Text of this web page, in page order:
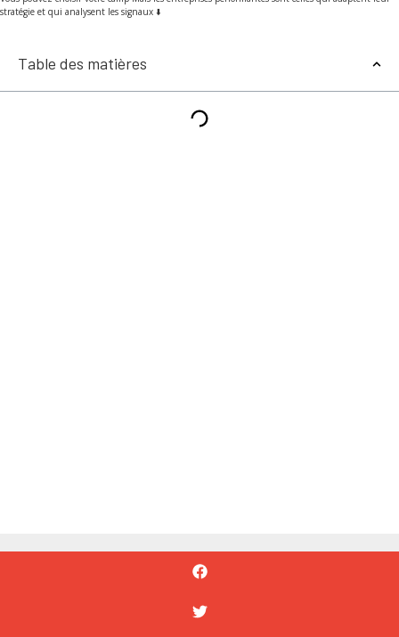
stratégie et qui analysent les signaux ⬇️
Table des matières